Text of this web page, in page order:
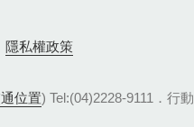
隱私權政策
位置) Tel:(04)2228-9111．行